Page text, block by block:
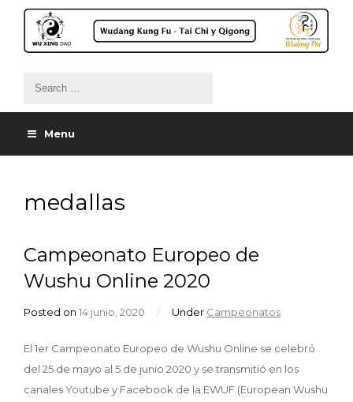
Menu
medallas
Campeonato Europeo de
Wushu Online 2020
Posted on 14 junio, 2020 / Under Campeonatos
El 1er Campeonato Europeo de Wushu Online se celebró
del 25 de mayo al 5 de junio 2020 y se transmitió en los
canales Youtube y Facebook de la EWUF (European Wushu